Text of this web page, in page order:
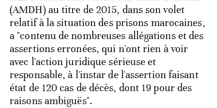
(AMDH) au titre de 2015, dans son volet
relatif à la situation des prisons marocaines,
a "contenu de nombreuses allégations et des
assertions erronées, qui n'ont rien à voir
avec l'action juridique sérieuse et
responsable, à l'instar de l'assertion faisant
état de 120 cas de décès, dont 19 pour des
raisons ambiguës".